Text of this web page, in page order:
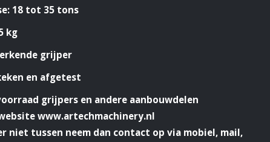
18 tot 35 tons
kg
grijper
en afgetest
grijpers en andere aanbouwdelen
www.artechmachinery.nl
niet tussen neem dan contact op via mobiel, mail,